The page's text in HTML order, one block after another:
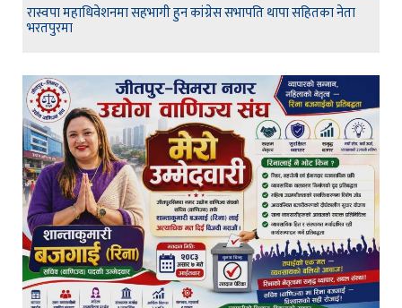
रास्वपा महाधिवेशनमा सहभागी हुन कांग्रेस सभापति थापा सहितका नेता
भरतपुरमा